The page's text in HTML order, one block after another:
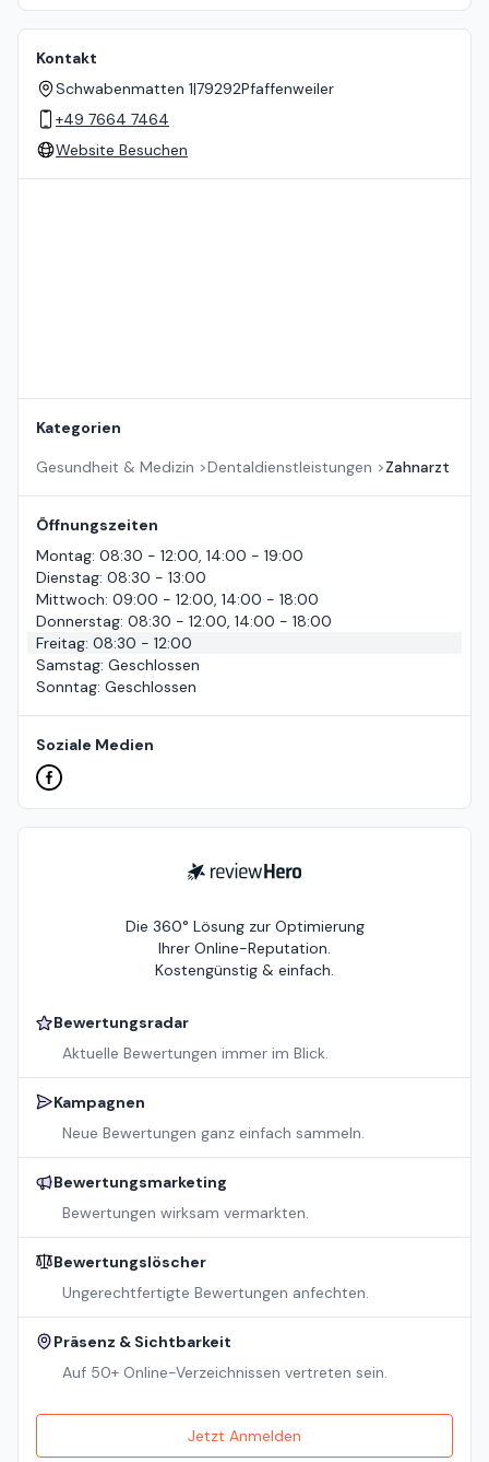
Kontakt
Schwabenmatten 1|79292Pfaffenweiler
+49 7664 7464
Website Besuchen
Kategorien
Gesundheit & Medizin >Dentaldienstleistungen >Zahnarzt
Öffnungszeiten
Montag: 08:30 - 12:00, 14:00 - 19:00
Dienstag: 08:30 - 13:00
Mittwoch: 09:00 - 12:00, 14:00 - 18:00
Donnerstag: 08:30 - 12:00, 14:00 - 18:00
Freitag: 08:30 - 12:00
Samstag: Geschlossen
Sonntag: Geschlossen
Soziale Medien
ReviewHero
Die 360° Lösung zur Optimierung
Ihrer Online-Reputation.
Kostengünstig & einfach.
Bewertungsradar
Aktuelle Bewertungen immer im Blick.
Kampagnen
Neue Bewertungen ganz einfach sammeln.
Bewertungsmarketing
Bewertungen wirksam vermarkten.
Bewertungslöscher
Ungerechtfertigte Bewertungen anfechten.
Präsenz & Sichtbarkeit
Auf 50+ Online-Verzeichnissen vertreten sein.
Jetzt Anmelden